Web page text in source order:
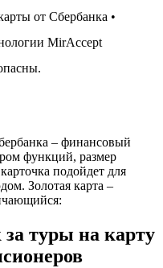
от Сбербанка •
MirAccept
– финансовый
функций, размер
подойдет для
Золотая карта –
туры на карту